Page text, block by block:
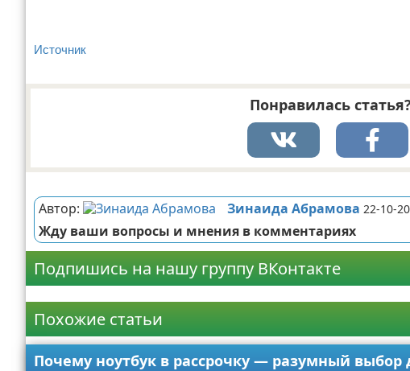
Источник
Понравилась
Автор: Зинаида Абрамова 22-10-
Жду ваши вопросы и мнения в комментариях
Подпишись на нашу группу ВКонтакте
Похожие статьи
Почему ноутбук в рассрочку — разумный выбор